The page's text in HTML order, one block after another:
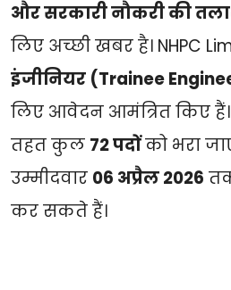
और सरकारी नौकरी की
लिए अच्छी खबर है। NHPC
इंजीनियर (Trainee
लिए आवेदन आमंत्रित किए
तहत कुल 72 पदोंको भरा
उम्मीदवार 06 अप्रैल 2026
कर सकते हैं।